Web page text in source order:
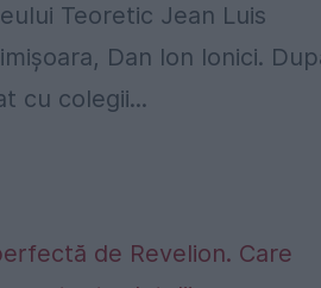
Teoretic Jean Luis
Dan Ion Ionici.
cu colegii...